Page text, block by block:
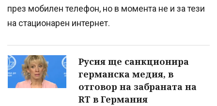
през мобилен телефон, но в момента не и за тези
на стационарен интернет.
Русия ще санкционира
германска медия, в
отговор на забраната на
RT в Германия